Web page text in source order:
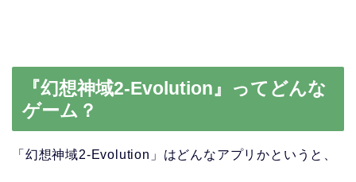
『幻想神域2-Evolution』ってどんな
ゲーム？
「幻想神域2-Evolution」 はどんなアプリかというと、